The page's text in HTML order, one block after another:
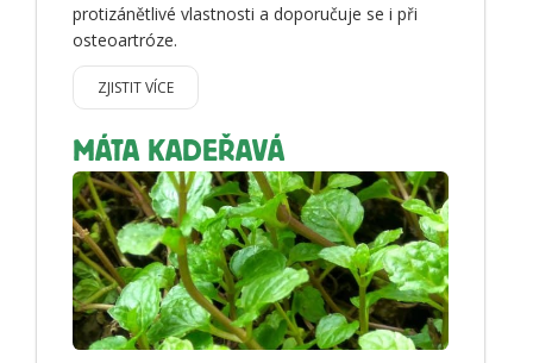
protizánětlivé vlastnosti a doporučuje se i při
osteoartróze.
ZJISTIT VÍCE
MÁTA KADEŘAVÁ